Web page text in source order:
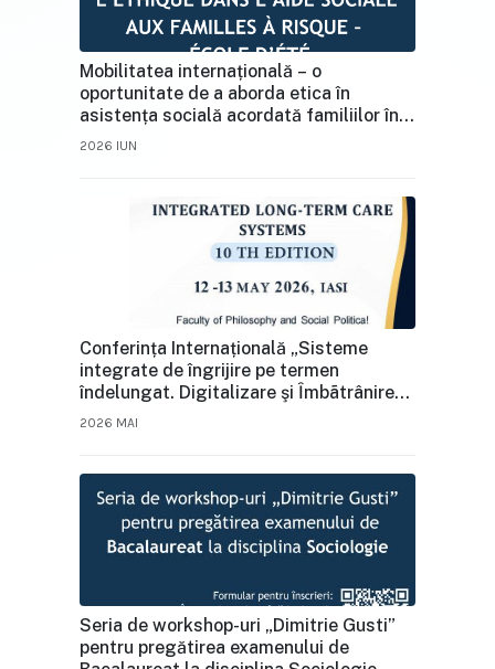
Mobilitatea internațională – o
oportunitate de a aborda etica în
asistența socială acordată familiilor în
situații de risc
2026 IUN
Conferința Internațională „Sisteme
integrate de îngrijire pe termen
îndelungat. Digitalizare şi Ȋmbãtrânire” –
Ediția a X‑a, 12–13 mai 2026, UAIC Iași
2026 MAI
Seria de workshop-uri „Dimitrie Gusti”
pentru pregătirea examenului de